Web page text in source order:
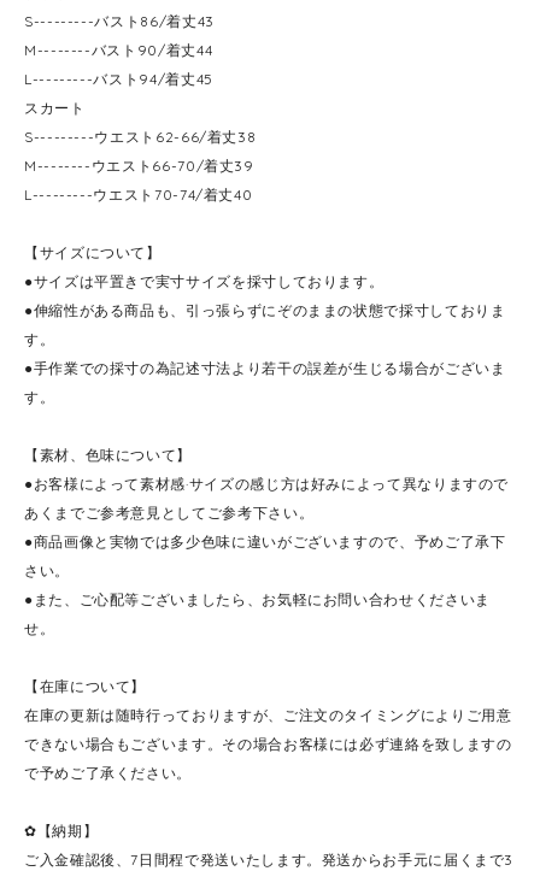
S---------バスト86/着丈43
M--------バスト90/着丈44
L---------バスト94/着丈45
スカート
S---------ウエスト62-66/着丈38
M--------ウエスト66-70/着丈39
L---------ウエスト70-74/着丈40
【サイズについて】
●サイズは平置きで実寸サイズを採寸しております。
●伸縮性がある商品も、引っ張らずにぞのままの状態で採寸しておりま
す。
●手作業での採寸の為記述寸法より若干の誤差が生じる場合がございま
す。
【素材、色味について】
●お客様によって素材感·サイズの感じ方は好みによって異なりますので
あくまでご参考意見としてご参考下さい。
●商品画像と実物では多少色味に違いがございますので、予めご了承下
さい。
●また、ご心配等ございましたら、お気軽にお問い合わせくださいま
せ。
【在庫について】
在庫の更新は随時行っておりますが、ご注文のタイミングによりご用意
できない場合もございます。その場合お客様には必ず連絡を致しますの
で予めご了承ください。
✿【納期】
ご入金確認後、7日間程で発送いたします。発送からお手元に届くまで3